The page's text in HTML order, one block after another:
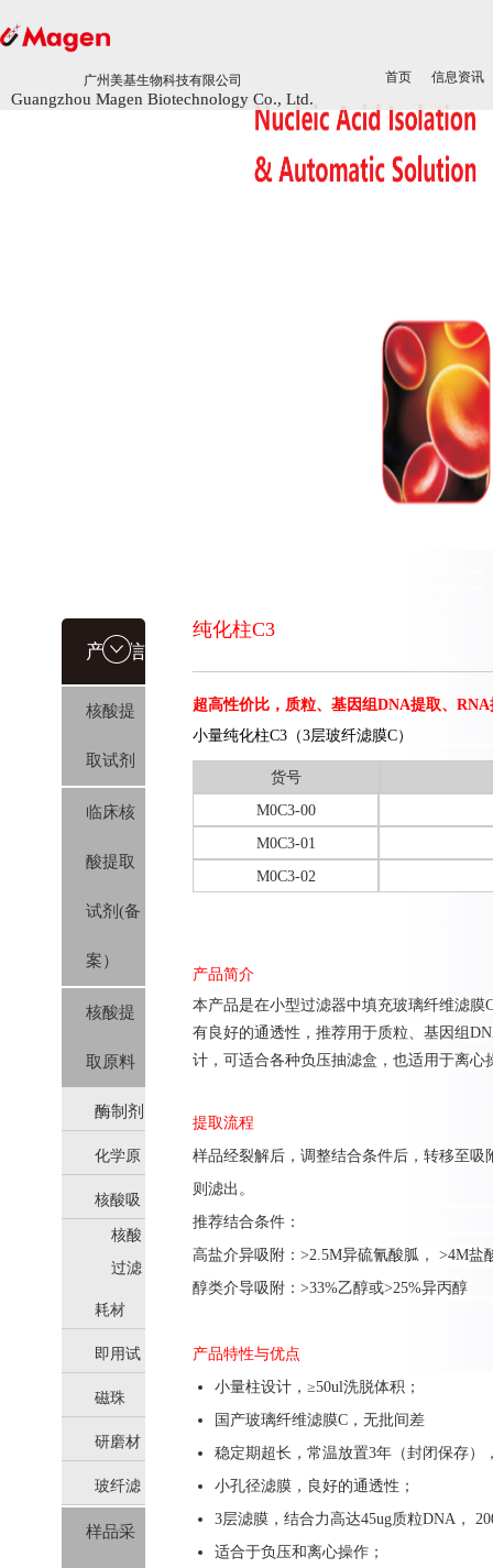
广州美基生物科技有限公司
Guangzhou Magen Biotechnology Co., Ltd.
首页 信息资讯
广州美基生物科技有限公司
Guangzhou Magen Biotechnology Co., Ltd.
首页 信息资讯
产品信
息
核酸提
取试剂
临床核
酸提取
试剂(备
案）
核酸提
取原料
酶制剂
化学原
料
核酸吸
核酸
吸附
柱
过滤
器
耗材
即用试
剂
磁珠
研磨材
料
玻纤滤
膜（硅
样品采
纯化柱C3
超高性价比，质粒、基因组DNA提取、
小量纯化柱C3（3层玻纤滤膜C）
货号
M0C3-00
M0C3-01
M0C3-02
产品简介
本产品是在小型过滤器中填充玻璃纤维滤
有良好的通透性，推荐用于质粒、基因组
计，可适合各种负压抽滤盒，也适用于离心
提取流程
样品经裂解后，调整结合条件后，转移至
则滤出。
推荐结合条件：
高盐介异吸附：>2.5M异硫氰酸胍， >4M盐
醇类介导吸附：>33%乙醇或>25%异丙醇
产品特性与优点
小量柱设计，≥50ul洗脱体积；
国产玻璃纤维滤膜C，无批间差
稳定期超长，常温放置3年（封闭保存）
小孔径滤膜，良好的通透性；
3层滤膜，结合力高达45ug质粒DNA，
适合于负压和离心操作；